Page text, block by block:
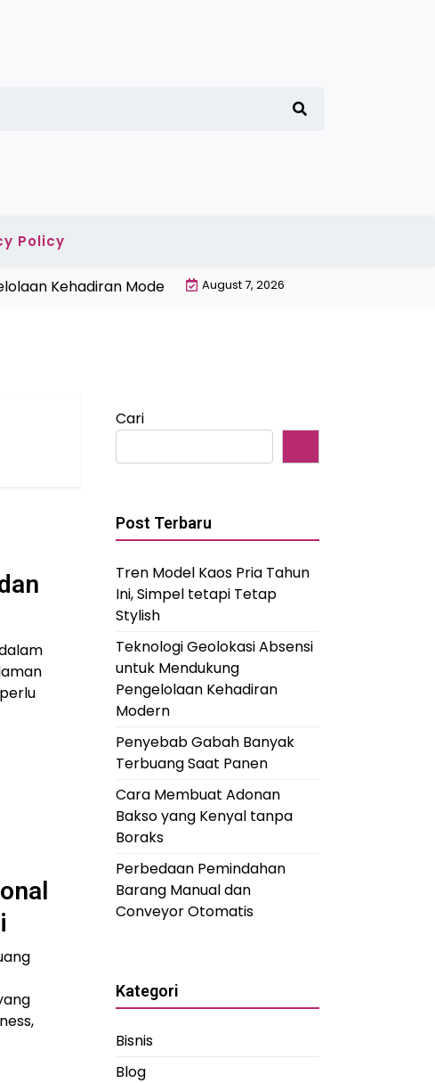
Policy
Kehadiran Modern | Penyebab Gabah Banyak
August 7, 2026
Cari
Post Terbaru
Tren Model Kaos Pria Tahun
Ini, Simpel tetapi Tetap
Stylish
Teknologi Geolokasi Absensi
untuk Mendukung
Pengelolaan Kehadiran
Modern
Penyebab Gabah Banyak
Terbuang Saat Panen
Cara Membuat Adonan
Bakso yang Kenyal tanpa
Boraks
Perbedaan Pemindahan
Barang Manual dan
Conveyor Otomatis
Kategori
Bisnis
Blog